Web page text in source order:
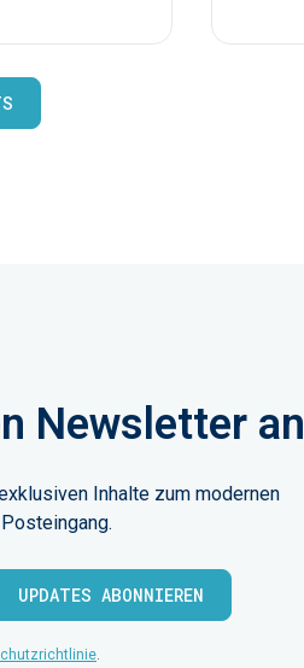
Newsletter an
Inhalte zum modernen
.